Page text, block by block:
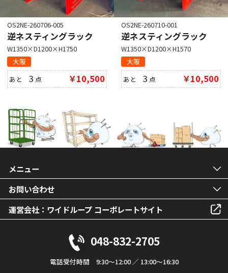
OS2NE-260706-005
逆ネスティングラック
W1350×D1200×H1750
大阪
あと3 点 ￥10,500
OS2NE-260710-001
逆ネスティングラック
W1350×D1200×H1570
大阪
あと3 点 ￥10,500
メニュー
お問い合わせ
運営会社：ワイドループ コーポレートサイト
048-832-2705
電話受付時間 9:30～12:00 ／ 13:00～16:30